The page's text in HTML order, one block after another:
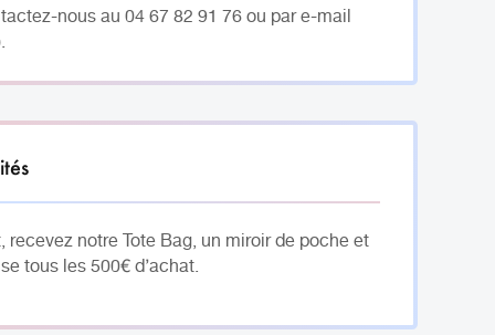
nous au 04 67 82 91 76 ou par e-mail
notre Tote Bag, un miroir de poche et
tous les 500€ d’achat.